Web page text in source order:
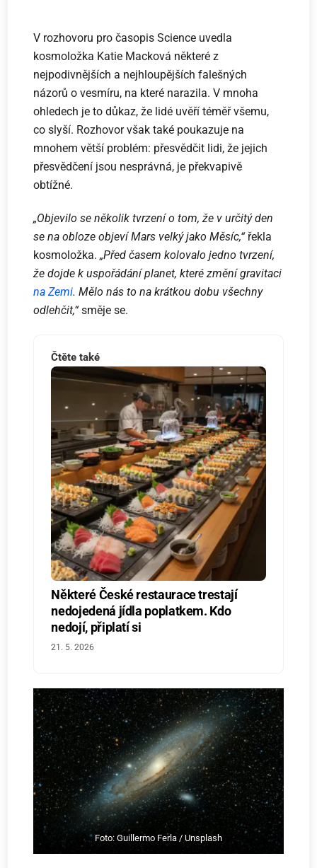
V rozhovoru pro časopis Science uvedla
kosmoložka Katie Macková některé z
nejpodivnějších a nejhloupějších falešných
názorů o vesmíru, na které narazila. V mnoha
ohledech je to důkaz, že lidé uvěří téměř všemu,
co slyší. Rozhovor však také poukazuje na
mnohem větší problém: přesvědčit lidi, že jejich
přesvědčení jsou nesprávná, je překvapivě
obtížné.
„Objevilo se několik tvrzení o tom, že v určitý den
se na obloze objeví Mars velký jako Měsíc,“řekla
kosmoložka.„Před časem kolovalo jedno tvrzení,
že dojde k uspořádání planet, které změní gravitaci
na Zemi. Mělo nás to na krátkou dobu všechny
odlehčit,“směje se.
Čtěte také
Některé České restaurace trestají
nedojedená jídla poplatkem. Kdo
nedojí, připlatí si
21. 5. 2026
Foto: Guillermo Ferla / Unsplash